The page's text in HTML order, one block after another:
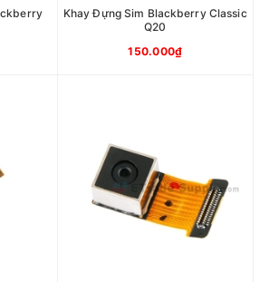
Khay Đựng Sim Blackberry Classic
Q20
150.000₫